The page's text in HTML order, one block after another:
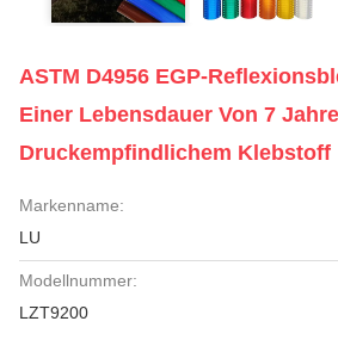
ASTM D4956 EGP-
Einer Lebensdauer Von 7
Druckempfindlichem Klebstoff
Markenname:
LU
Modellnummer:
LZT9200